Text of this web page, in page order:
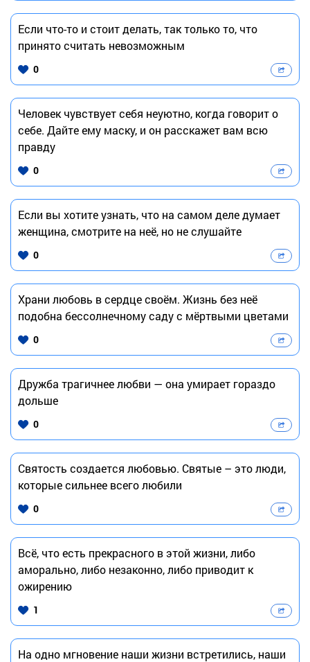
Если что-то и стоит делать, так только то, что
принято считать невозможным
0
Человек чувствует себя неуютно, когда говорит о
себе. Дайте ему маску, и он расскажет вам всю
правду
0
Если вы хотите узнать, что на самом деле думает
женщина, смотрите на неё, но не слушайте
0
Храни любовь в сердце своём. Жизнь без неё
подобна бессолнечному саду с мёртвыми цветами
0
Дружба трагичнее любви — она умирает гораздо
дольше
0
Святость создается любовью. Святые – это люди,
которые сильнее всего любили
0
Всё, что есть прекрасного в этой жизни, либо
аморально, либо незаконно, либо приводит к
ожирению
1
На одно мгновение наши жизни встретились, наши